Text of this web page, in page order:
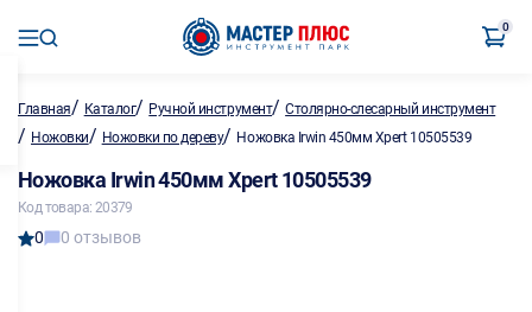
0
Главная/ Каталог/ Ручной инструмент/Столярно-слесарный инструмент
/ Ножовки/ Ножовки по дереву/ Ножовка Irwin 450мм Xpert 10505539
Ножовка Irwin 450мм Xpert 10505539
Код товара: 20379
0 0 отзывов